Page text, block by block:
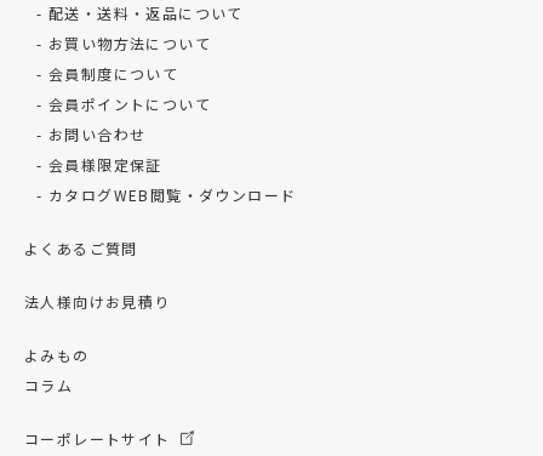
配送・送料・返品について
お買い物方法について
会員制度について
会員ポイントについて
お問い合わせ
会員様限定保証
カタログWEB閲覧・ダウンロード
よくあるご質問
法人様向けお見積り
よみもの
コラム
コーポレートサイト